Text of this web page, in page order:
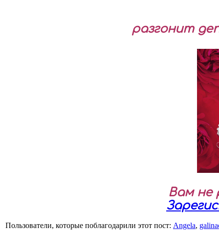
разгонит
Вам не
Пользователи, которые поблагодарили этот пост: Angela,